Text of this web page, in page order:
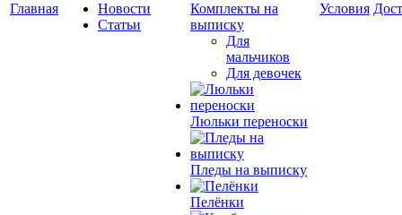
Главная
Новости
Статьи
Комплекты на
выписку
Для
мальчиков
Для девочек
Люльки переноски
Пледы на выписку
Пелёнки
Условия